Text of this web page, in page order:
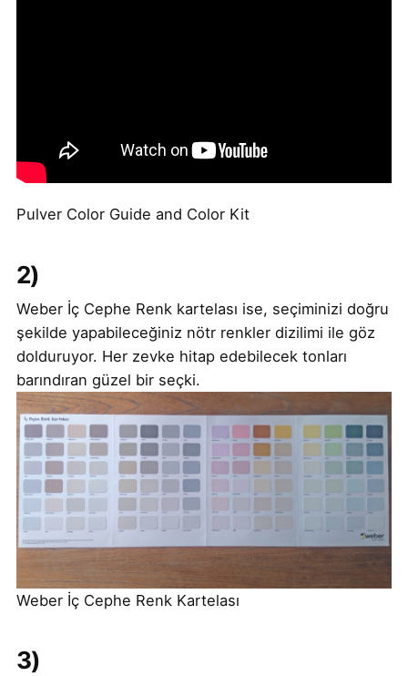
Pulver Color Guide and Color Kit
2)
Weber İç Cephe Renk kartelası ise, seçiminizi doğru
şekilde yapabileceğiniz nötr renkler dizilimi ile göz
dolduruyor. Her zevke hitap edebilecek tonları
barındıran güzel bir seçki.
Weber İç Cephe Renk Kartelası
3)